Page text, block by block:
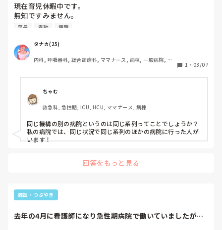
現在育児休暇中です。
無知ですみません。
が、復帰と同時に同じ機構の別の病院への異動は可能なので
しょうか。
副看護部長さんへ問い合わせたところ、それができるかわか
らない、そのパターンは聞かないと言われて、不安に思って
います。(確認はしてみるとのことですが)
部長 異動 病院
タナカ(25)
内科, 呼吸器科, 総合診療科, ママナース, 病棟, 一般病院, 慢
1 ・ 03/07
ちゃむ
救急科, 急性期, ICU, HCU, ママナース, 病棟
同じ機構の別の病院というのは同じ系列ってことでしょうか？
私の病院では、同じ状況で同じ系列のほかの病院に行った人が
います！
回答をもっと見る
雑談・つぶやき
去年の4月に看護師になり急性期病院で働いていましたが、